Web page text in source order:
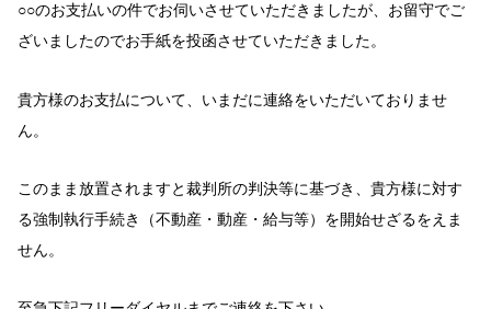
○○のお支払いの件でお伺いさせていただきましたが、お留守でご
ざいましたのでお手紙を投函させていただきました。
貴方様のお支払について、いまだに連絡をいただいておりませ
ん。
このまま放置されますと裁判所の判決等に基づき、貴方様に対す
る強制執行手続き（不動産・動産・給与等）を開始せざるをえま
せん。